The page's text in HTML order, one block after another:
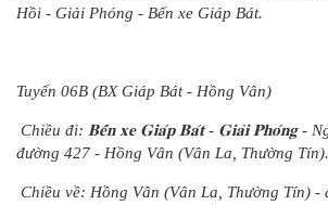
Hồi - Giải Phóng - Bến xe Giáp Bát.
Tuyến 06B (BX Giáp Bát - Hồng Vân)
Chiều đi: 𝐁𝐞̂́𝐧 𝐱𝐞 𝐆𝐢𝐚́𝐩 𝐁𝐚́𝐭 - 𝐆𝐢𝐚̉𝐢 𝐏𝐡𝐨́𝐧𝐠 -
đường 427 - Hồng Vân (Vân La, Thường Tín).
Chiều về: Hồng Vân (Vân La, Thường Tín) -